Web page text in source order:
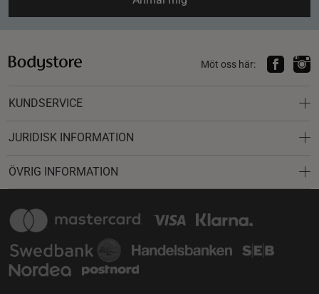
Möt oss här:
KUNDSERVICE
JURIDISK INFORMATION
ÖVRIG INFORMATION